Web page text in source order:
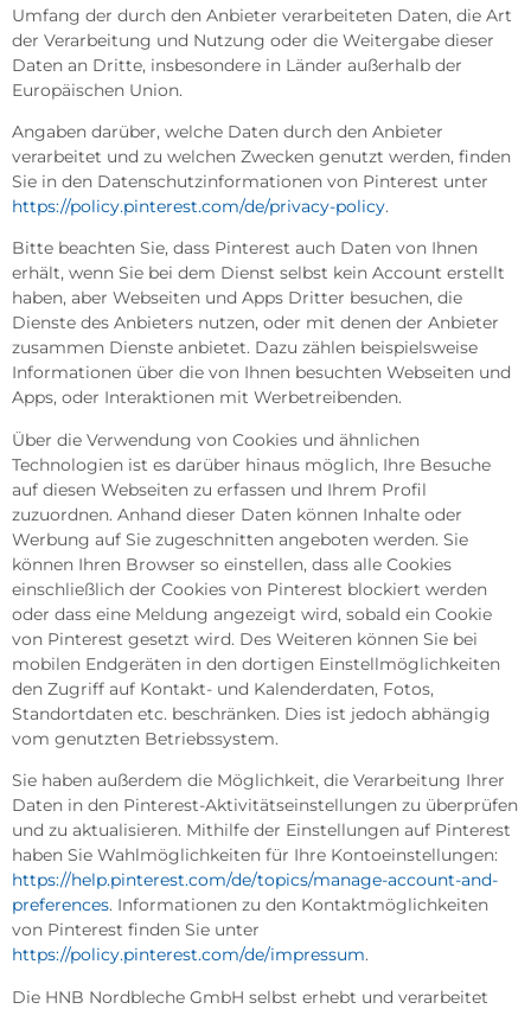
Umfang der durch den Anbieter verarbeiteten Daten, die Art
der Verarbeitung und Nutzung oder die Weitergabe dieser
Daten an Dritte, insbesondere in Länder außerhalb der
Europäischen Union.
Angaben darüber, welche Daten durch den Anbieter
verarbeitet und zu welchen Zwecken genutzt werden, finden
Sie in den Datenschutzinformationen von Pinterest unter
https://policy.pinterest.com/de/privacy-policy.
Bitte beachten Sie, dass Pinterest auch Daten von Ihnen
erhält, wenn Sie bei dem Dienst selbst kein Account erstellt
haben, aber Webseiten und Apps Dritter besuchen, die
Dienste des Anbieters nutzen, oder mit denen der Anbieter
zusammen Dienste anbietet. Dazu zählen beispielsweise
Informationen über die von Ihnen besuchten Webseiten und
Apps, oder Interaktionen mit Werbetreibenden.
Über die Verwendung von Cookies und ähnlichen
Technologien ist es darüber hinaus möglich, Ihre Besuche
auf diesen Webseiten zu erfassen und Ihrem Profil
zuzuordnen. Anhand dieser Daten können Inhalte oder
Werbung auf Sie zugeschnitten angeboten werden. Sie
können Ihren Browser so einstellen, dass alle Cookies
einschließlich der Cookies von Pinterest blockiert werden
oder dass eine Meldung angezeigt wird, sobald ein Cookie
von Pinterest gesetzt wird. Des Weiteren können Sie bei
mobilen Endgeräten in den dortigen Einstellmöglichkeiten
den Zugriff auf Kontakt- und Kalenderdaten, Fotos,
Standortdaten etc. beschränken. Dies ist jedoch abhängig
vom genutzten Betriebssystem.
Sie haben außerdem die Möglichkeit, die Verarbeitung Ihrer
Daten in den Pinterest-Aktivitätseinstellungen zu überprüfen
und zu aktualisieren. Mithilfe der Einstellungen auf Pinterest
haben Sie Wahlmöglichkeiten für Ihre Kontoeinstellungen:
https://help.pinterest.com/de/topics/manage-account-and-
preferences. Informationen zu den Kontaktmöglichkeiten
von Pinterest finden Sie unter
https://policy.pinterest.com/de/impressum.
Die HNB Nordbleche GmbH selbst erhebt und verarbeitet